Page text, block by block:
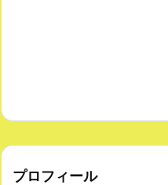
プロフィール